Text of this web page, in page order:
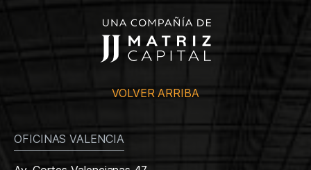
VOLVER ARRIBA
OFICINAS VALENCIA